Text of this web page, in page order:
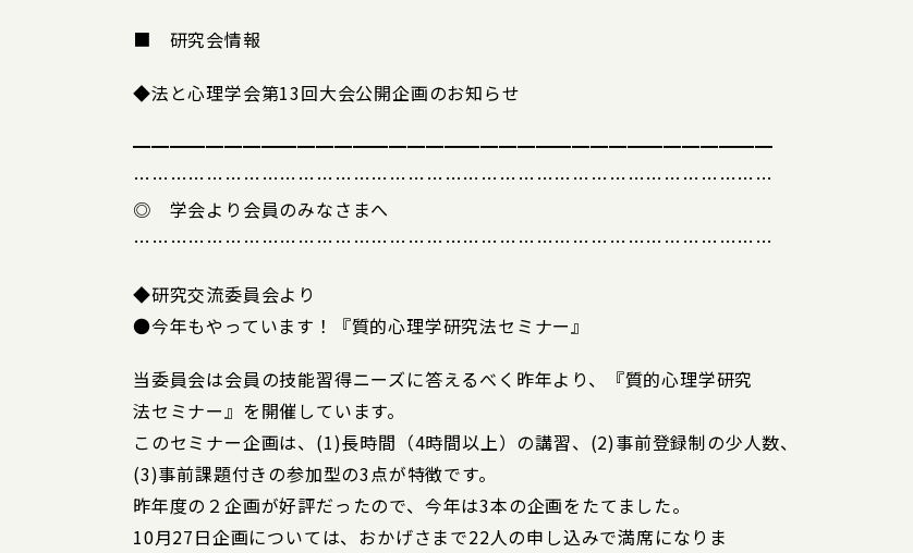
■ 研究会情報
◆法と心理学会第13回大会公開企画のお知らせ
━━━━━━━━━━━━━━━━━━━━━━━━━━━━━━━━━━━
……………………………………………………………………………………………
◎ 学会より会員のみなさまへ
……………………………………………………………………………………………
◆研究交流委員会より
●今年もやっています！『質的心理学研究法セミナー』
当委員会は会員の技能習得ニーズに答えるべく昨年より、『質的心理学研究
法セミナー』を開催しています。
このセミナー企画は、(1)長時間（4時間以上）の講習、(2)事前登録制の少人数、
(3)事前課題付きの参加型の3点が特徴です。
昨年度の２企画が好評だったので、今年は3本の企画をたてました。
10月27日企画については、おかげさまで22人の申し込みで満席になりま